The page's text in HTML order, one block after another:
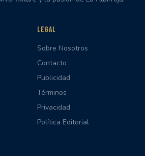
LEGAL
Sobre Nosotros
Contacto
Publicidad
Términos
Privacidad
Política Editorial